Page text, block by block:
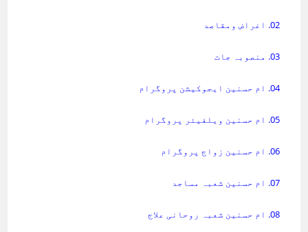
02. اغراض ومقاصد
03. منصوبہ جات
04. ام حسنین ایجوکیشن پروگرام
05. ام حسنین ویلفیئر پروگرام
06. ام حسنین زواج پروگرام
07. ام حسنین شعبہ مساجد
08. ام حسنین شعبہ روحانی علاج